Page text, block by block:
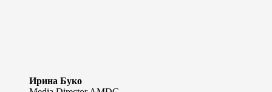
Ирина Буко